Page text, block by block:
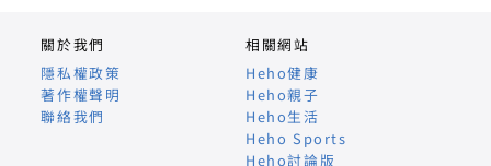
關於我們
隱私權政策
著作權聲明
聯絡我們
相關網站
Heho健康
Heho親子
Heho生活
Heho Sports
Heho討論版